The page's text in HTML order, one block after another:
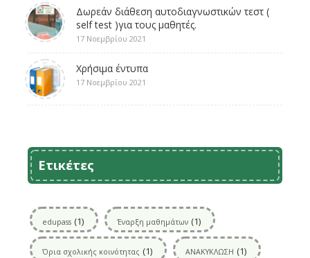
Δωρεάν διάθεση αυτοδιαγνωστικών τεστ (
self test )για τους μαθητές.
17 Νοεμβρίου 2021
Χρήσιμα έντυπα
17 Νοεμβρίου 2021
Ετικέτες
edupass (1) Έναρξη μαθημάτων (1)
Όρια σχολικής κοινότητας (1) ΑΝΑΚΥΚΛΩΣΗ (1)